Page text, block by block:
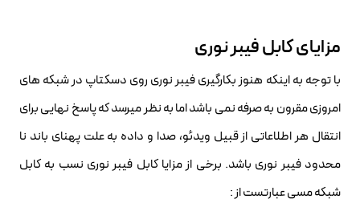
مزایای کابل فیبر نوری
با توجه به اینکه هنوز بکارگیری فیبر نوری روی دسکتاپ در شبکه های
امروزی مقرون به صرفه نمی باشد اما به نظر میرسد که پاسخ نهایی برای
انتقال هر اطلاعاتی از قبیل ویدئو، صدا و داده به علت پهنای باند نا
محدود فیبر نوری باشد. برخی از مزایا کابل فیبر نوری نسب به کابل
شبکه مسی عبارتست از :